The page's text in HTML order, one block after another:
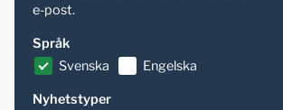
e-post.
Språk
Svenska
Engelska
Nyhetstyper